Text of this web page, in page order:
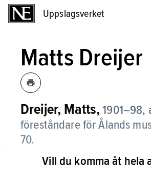
Uppslagsverket
Matts Dreijer
Dreijer, Matts, 1901–98,
föreståndare för Ålands
70.
Dreijer, som var Ålands första
Vill du komma åt hela